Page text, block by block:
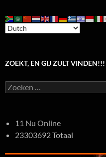
ZOEKT, EN GIJ ZULT VINDEN!!!
Zoeken
naar:
11 Nu Online
23303692 Totaal